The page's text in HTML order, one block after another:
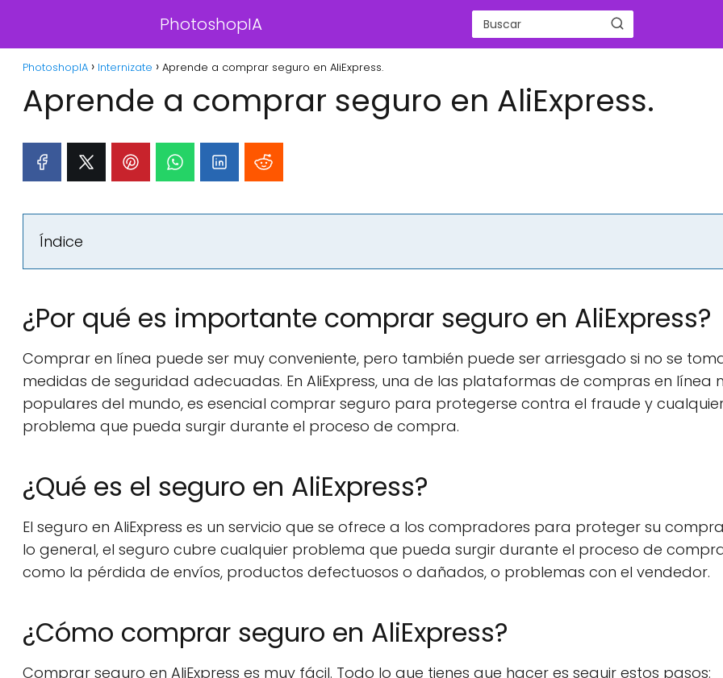
PhotoshopIA
PhotoshopIA Internizate Aprende a comprar seguro en AliExpress.
Aprende a comprar seguro en AliExpress.
Índice
¿Por qué es importante comprar seguro en AliExpress?
Comprar en línea puede ser muy conveniente, pero también puede ser arriesgado si no se
medidas de seguridad adecuadas. En AliExpress, una de las plataformas de compras en línea
populares del mundo, es esencial comprar seguro para protegerse contra el fraude y
problema que pueda surgir durante el proceso de compra.
¿Qué es el seguro en AliExpress?
El seguro en AliExpress es un servicio que se ofrece a los compradores para proteger su
lo general, el seguro cubre cualquier problema que pueda surgir durante el proceso de
como la pérdida de envíos, productos defectuosos o dañados, o problemas con el vendedor.
¿Cómo comprar seguro en AliExpress?
Comprar seguro en AliExpress es muy fácil. Todo lo que tienes que hacer es seguir estos pasos: